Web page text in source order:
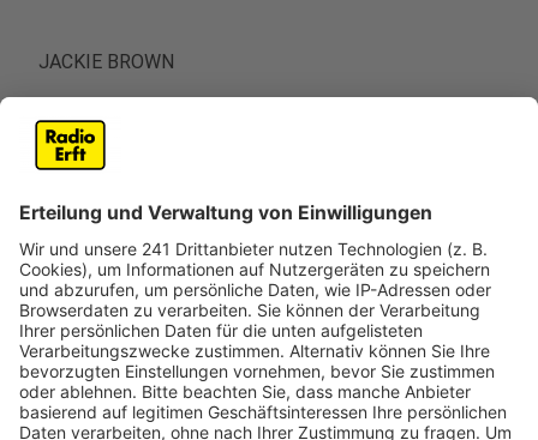
JACKIE BROWN
INGLOURIOUS BASTERDS
David Bowie – Cat People (Putting Out Fire)
DJANGO UNCHAINED
Luis Bacalov and Rocky Roberts – Django